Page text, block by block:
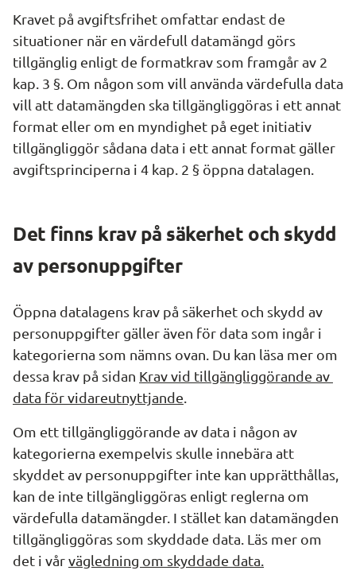
Kravet på avgiftsfrihet omfattar endast de
situationer när en värdefull datamängd görs
tillgänglig enligt de formatkrav som framgår av 2
kap. 3 §. Om någon som vill använda värdefulla data
vill att datamängden ska tillgängliggöras i ett annat
format eller om en myndighet på eget initiativ
tillgängliggör sådana data i ett annat format gäller
avgiftsprinciperna i 4 kap. 2 § öppna datalagen.
Det finns krav på säkerhet och skydd
av personuppgifter
Öppna datalagens krav på säkerhet och skydd av
personuppgifter gäller även för data som ingår i
kategorierna som nämns ovan. Du kan läsa mer om
dessa krav på sidan Krav vid tillgängliggörande av
data för vidareutnyttjande
Om ett tillgängliggörande av data i någon av
kategorierna exempelvis skulle innebära att
skyddet av personuppgifter inte kan upprätthållas,
kan de inte tillgängliggöras enligt reglerna om
värdefulla datamängder. I stället kan datamängden
tillgängliggöras som skyddade data. Läs mer om
det i vår vägledning om skyddade data.